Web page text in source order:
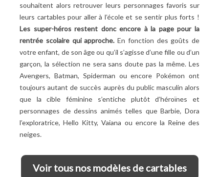
souhaitent alors retrouver leurs personnages favoris sur
leurs cartables pour aller à l’école et se sentir plus forts !
Les super-héros restent donc encore à la page pour la
rentrée scolaire qui approche. En fonction des goûts de
votre enfant, de son âge ou qu’il s’agisse d’une fille ou d’un
garçon, la sélection ne sera sans doute pas la même. Les
Avengers, Batman, Spiderman ou encore Pokémon ont
toujours autant de succès auprès du public masculin alors
que la cible féminine s’entiche plutôt d’héroïnes et
personnages de dessins animés telles que Barbie, Dora
l’exploratrice, Hello Kitty, Vaiana ou encore la Reine des
neiges.
Voir tous nos modèles de cartables